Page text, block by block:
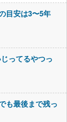
目安は3〜5年
ってるやつっ
も最後まで残っ